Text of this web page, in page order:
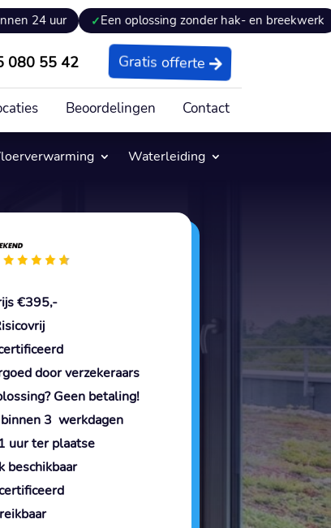
Een oplossing zonder hak- en breekwerk
080 55 42 Gratis offerte
Beoordelingen Contact
Waterleiding
€395,-
door verzekeraars
Geen betaling!
3 werkdagen
uur ter plaatse
beschikbaar